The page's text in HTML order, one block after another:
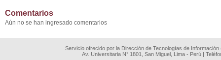
Comentarios
Aún no se han ingresado comentarios
Servicio ofrecido por la Dirección de Tecnologías de
Av. Universitaria N° 1801, San Miguel, Lima - Perú |